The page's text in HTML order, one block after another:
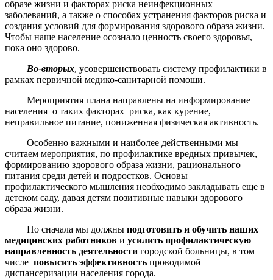
образе жизни и факторах риска неинфекционных
заболеваний, а также о способах устранения факторов риска и
создания условий для формирования здорового образа жизни.
Чтобы наше население осознало ценность своего здоровья,
пока оно здорово.
Во-вторых, усовершенствовать систему профилактики в
рамках первичной медико-санитарной помощи.
Мероприятия плана направлены на информирование
населения о таких факторах риска, как курение,
неправильное питание, пониженная физическая активность.
Особенно важными и наиболее действенными мы
считаем мероприятия, по профилактике вредных привычек,
формированию здорового образа жизни, рационального
питания среди детей и подростков. Основы
профилактического мышления необходимо закладывать еще в
детском саду, давая детям позитивные навыки здорового
образа жизни.
Но сначала мы должны подготовить и обучить наших
медицинских работников и усилить профилактическую
направленность деятельности городской больницы, в том
числе повысить эффективность проводимой
диспансеризации населения города.